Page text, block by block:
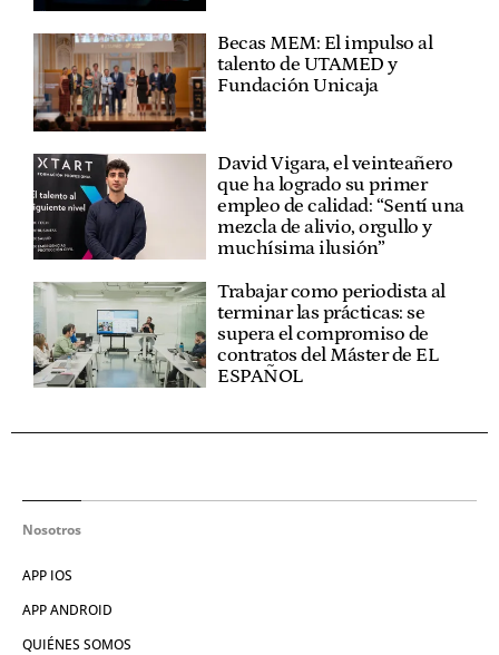
Becas MEM: El impulso al
talento de UTAMED y
Fundación Unicaja
David Vigara, el veinteañero
que ha logrado su primer
empleo de calidad: “Sentí una
mezcla de alivio, orgullo y
muchísima ilusión”
Trabajar como periodista al
terminar las prácticas: se
supera el compromiso de
contratos del Máster de EL
ESPAÑOL
Nosotros
APP IOS
APP ANDROID
QUIÉNES SOMOS